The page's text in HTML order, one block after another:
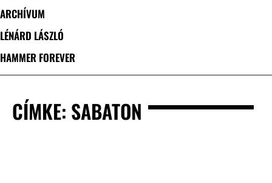
ARCHÍVUM
LÉNÁRD LÁSZLÓ
HAMMER FOREVER
CÍMKE: SABATON